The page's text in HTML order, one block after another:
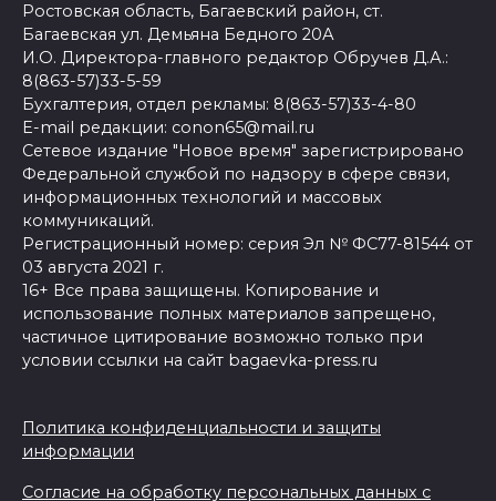
Ростовская область, Багаевский район, ст.
Багаевская ул. Демьяна Бедного 20А
И.О. Директора-главного редактор Обручев Д.А.:
8(863-57)33-5-59
Бухгалтерия, отдел рекламы: 8(863-57)33-4-80
E-mail редакции: conon65@mail.ru
Сетевое издание "Новое время" зарегистрировано
Федеральной службой по надзору в сфере связи,
информационных технологий и массовых
коммуникаций.
Регистрационный номер: серия Эл № ФС77-81544 от
03 августа 2021 г.
16+ Все права защищены. Копирование и
использование полных материалов запрещено,
частичное цитирование возможно только при
условии ссылки на сайт bagaevka-press.ru
Политика конфиденциальности и защиты
информации
Согласие на обработку персональных данных с